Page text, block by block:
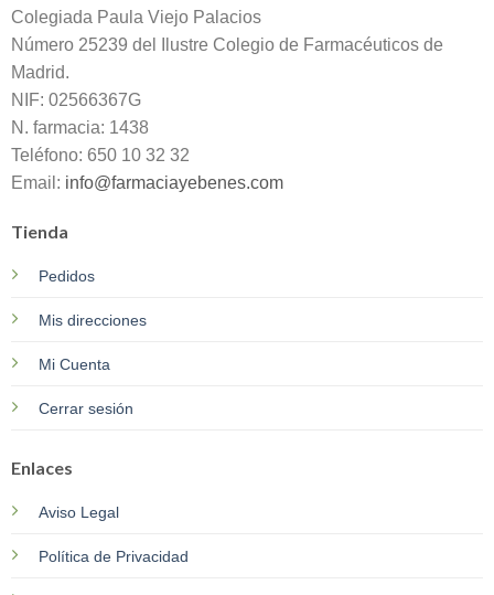
Colegiada Paula Viejo Palacios
Número 25239 del Ilustre Colegio de Farmacéuticos de
Madrid.
NIF: 02566367G
N. farmacia: 1438
Teléfono: 650 10 32 32
Email: info@farmaciayebenes.com
Tienda
Pedidos
Mis direcciones
Mi Cuenta
Cerrar sesión
Enlaces
Aviso Legal
Política de Privacidad